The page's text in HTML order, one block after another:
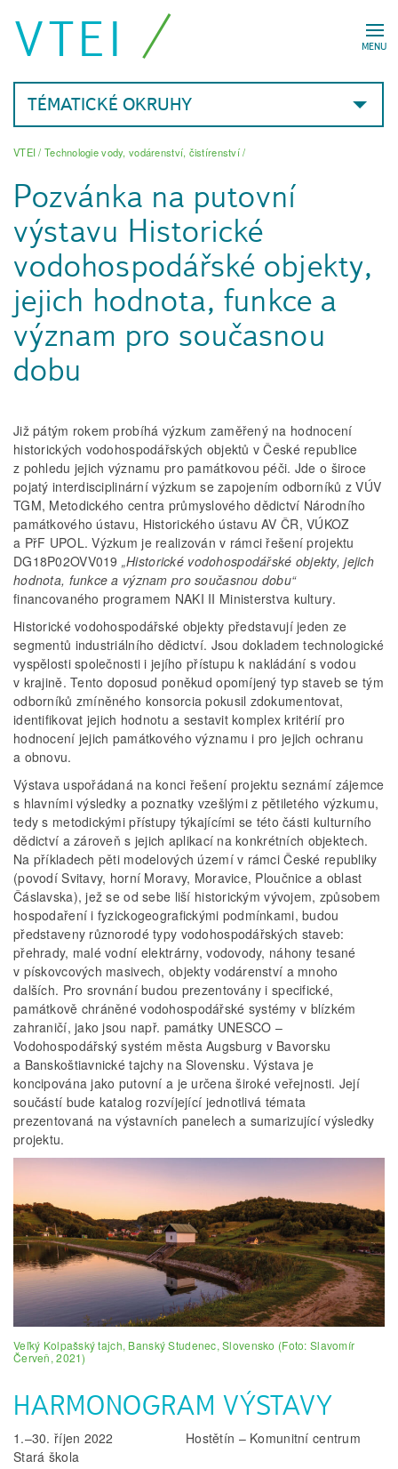
MENU
VTEI
TÉMATICKÉ OKRUHY
VTEI/ Technologie vody, vodárenství, čistírenství/
Pozvánka na putovní
výstavu Historické
vodohospodářské objekty,
jejich hodnota, funkce a
význam pro současnou
dobu
Již pátým rokem probíhá výzkum zaměřený na hodnocení
historických vodohospodářských objektů v České republice
z pohledu jejich významu pro památkovou péči. Jde o široce
pojatý interdisciplinární výzkum se zapojením odborníků z VÚV
TGM, Metodického centra průmyslového dědictví Národního
památkového ústavu, Historického ústavu AV ČR, VÚKOZ
a PřF UPOL. Výzkum je realizován v rámci řešení projektu
DG18P02OVV019 „Historické vodohospodářské objekty, jejich
hodnota, funkce a význam pro současnou dobu“
financovaného programem NAKI II Ministerstva kultury.
Historické vodohospodářské objekty představují jeden ze
segmentů industriálního dědictví. Jsou dokladem technologické
vyspělosti společnosti i jejího přístupu k nakládání s vodou
v krajině. Tento doposud poněkud opomíjený typ staveb se tým
odborníků zmíněného konsorcia pokusil zdokumentovat,
identifikovat jejich hodnotu a sestavit komplex kritérií pro
hodnocení jejich památkového významu i pro jejich ochranu
a obnovu.
Výstava uspořádaná na konci řešení projektu seznámí zájemce
s hlavními výsledky a poznatky vzešlými z pětiletého výzkumu,
tedy s metodickými přístupy týkajícími se této části kulturního
dědictví a zároveň s jejich aplikací na konkrétních objektech.
Na příkladech pěti modelových území v rámci České republiky
(povodí Svitavy, horní Moravy, Moravice, Ploučnice a oblast
Čáslavska), jež se od sebe liší historickým vývojem, způsobem
hospodaření i fyzickogeografickými podmínkami, budou
představeny různorodé typy vodohospodářských staveb:
přehrady, malé vodní elektrárny, vodovody, náhony tesané
v pískovcových masivech, objekty vodárenství a mnoho
dalších. Pro srovnání budou prezentovány i specifické,
památkově chráněné vodohospodářské systémy v blízkém
zahraničí, jako jsou např. památky UNESCO –
Vodohospodářský systém města Augsburg v Bavorsku
a Banskoštiavnické tajchy na Slovensku. Výstava je
koncipována jako putovní a je určena široké veřejnosti. Její
součástí bude katalog rozvíjející jednotlivá témata
prezentovaná na výstavních panelech a sumarizující výsledky
projektu.
Veľký Kolpašský tajch, Banský Studenec, Slovensko (Foto: Slavomír
Červeň, 2021)
HARMONOGRAM VÝSTAVY
1.–30. říjen 2022 Hostětín – Komunitní centrum
Stará škola